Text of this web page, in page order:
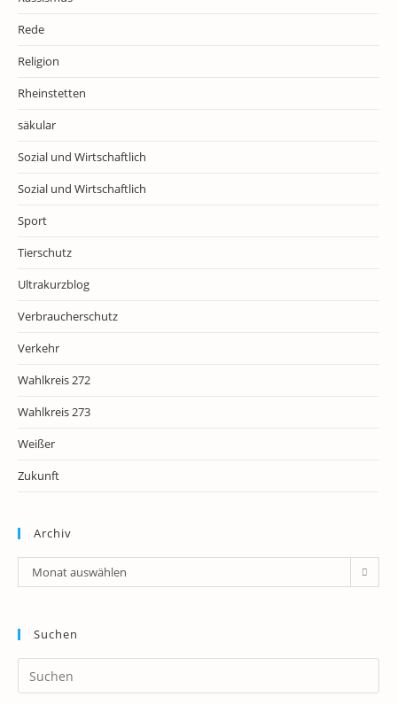
Rede
Religion
Rheinstetten
säkular
Sozial und Wirtschaftlich
Sozial und Wirtschaftlich
Sport
Tierschutz
Ultrakurzblog
Verbraucherschutz
Verkehr
Wahlkreis 272
Wahlkreis 273
Weißer
Zukunft
Archiv
Archiv
Monat auswählen
Suchen